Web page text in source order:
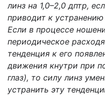
линз на 1,0–2,0 дптр,
приводит к
Если в процессе
периодическое
тенденция к его
движения кнутри при
глаз), то силу линз
устранить эту